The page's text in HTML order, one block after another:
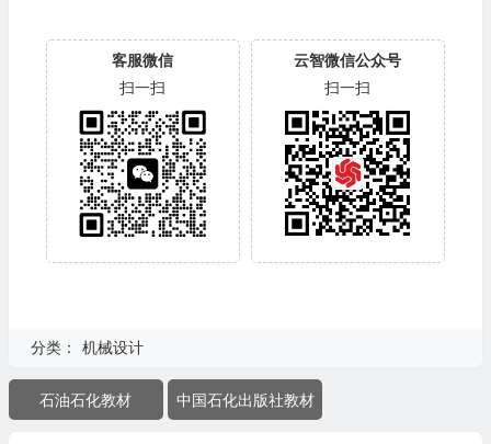
客服微信
扫一扫
云智微信公众号
扫一扫
分类： 机械设计
石油石化教材 中国石化出版社教材